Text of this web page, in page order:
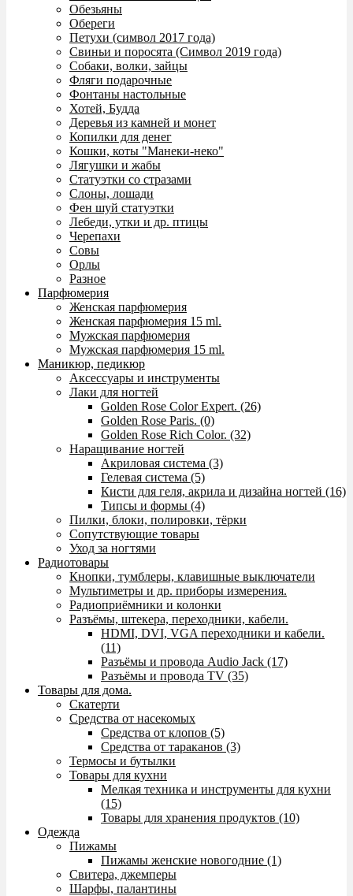
Обезьяны
Обереги
Петухи (символ 2017 года)
Свиньи и поросята (Символ 2019 года)
Собаки, волки, зайцы
Фляги подарочные
Фонтаны настольные
Хотей, Будда
Деревья из камней и монет
Копилки для денег
Кошки, коты "Манеки-неко"
Лягушки и жабы
Статуэтки со стразами
Слоны, лошади
Фен шуй статуэтки
Лебеди, утки и др. птицы
Черепахи
Совы
Орлы
Разное
Парфюмерия
Женская парфюмерия
Женская парфюмерия 15 ml.
Мужская парфюмерия
Мужская парфюмерия 15 ml.
Маникюр, педикюр
Аксессуары и инструменты
Лаки для ногтей
Golden Rose Color Expert. (26)
Golden Rose Paris. (0)
Golden Rose Rich Color. (32)
Наращивание ногтей
Акриловая система (3)
Гелевая система (5)
Кисти для геля, акрила и дизайна ногтей (16)
Типсы и формы (4)
Пилки, блоки, полировки, тёрки
Сопутствующие товары
Уход за ногтями
Радиотовары
Кнопки, тумблеры, клавишные выключатели
Мультиметры и др. приборы измерения.
Радиоприёмники и колонки
Разъёмы, штекера, переходники, кабели.
HDMI, DVI, VGA переходники и кабели.
(11)
Разъёмы и провода Audio Jack (17)
Разъёмы и провода TV (35)
Товары для дома.
Скатерти
Средства от насекомых
Средства от клопов (5)
Средства от тараканов (3)
Термосы и бутылки
Товары для кухни
Мелкая техника и инструменты для кухни
(15)
Товары для хранения продуктов (10)
Одежда
Пижамы
Пижамы женские новогодние (1)
Свитера, джемперы
Шарфы, палантины